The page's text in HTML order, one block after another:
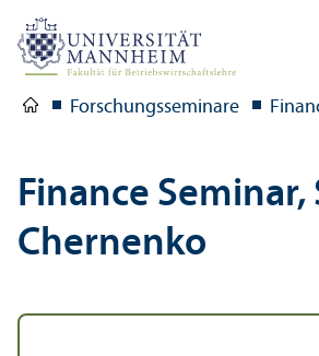
Forschungs­seminare
Finance Seminar,
Chernenko